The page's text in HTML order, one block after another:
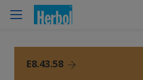
E8.43.58